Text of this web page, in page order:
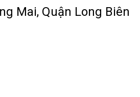
Mai, Quận Long Biên